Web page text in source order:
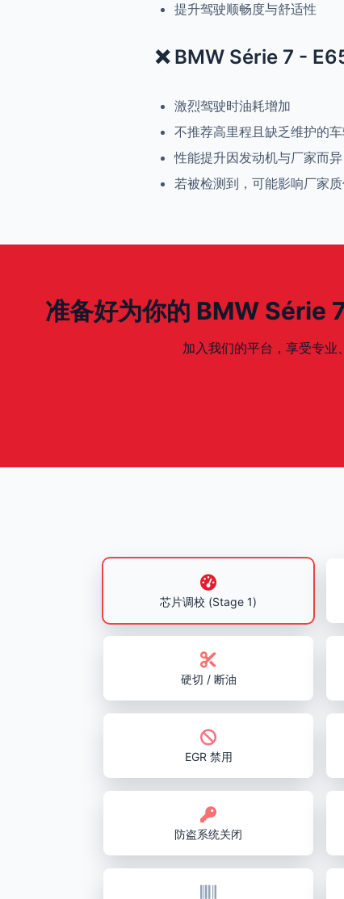
提升驾驶顺畅度与舒适性
❌ BMW Série 7 -
激烈驾驶时油耗增加
不推荐高里程且缺乏维护的
性能提升因发动机与厂家而异
若被检测到，可能影响厂家
准备好为你的 BMW
加入我们的平台，享受专
芯片调校 (Stage 1)
硬切 / 断油
EGR 禁用
防盗系统关闭